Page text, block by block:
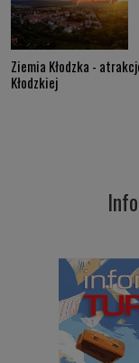
Ziemia Kłodzka -
Kłodzkiej